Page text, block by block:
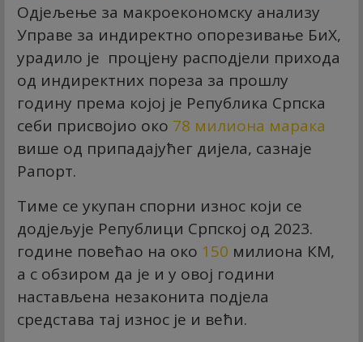
Одјељење за макроекономску анализу
Управе за индиректно опорезивање БиХ,
урадило је процјену расподјели прихода
од индиректних пореза за прошлу
годину према којој је Република Српска
себи присвојио око 78 милиона марака
више од припадајућег дијела, сазнаје
Рапорт.
Тиме се укупан спорни износ који се
додјељује Републици Српској од 2023.
године повећао на око 150 милиона КМ,
а с обзиром да је и у овој години
настављена незаконита подјела
средстава тај износ је и већи.